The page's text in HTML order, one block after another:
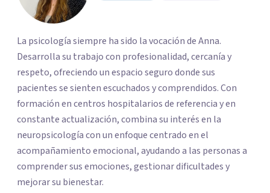
La psicología siempre ha sido la vocación de Anna.
Desarrolla su trabajo con profesionalidad, cercanía y
respeto, ofreciendo un espacio seguro donde sus
pacientes se sienten escuchados y comprendidos. Con
formación en centros hospitalarios de referencia y en
constante actualización, combina su interés en la
neuropsicología con un enfoque centrado en el
acompañamiento emocional, ayudando a las personas a
comprender sus emociones, gestionar dificultades y
mejorar su bienestar.